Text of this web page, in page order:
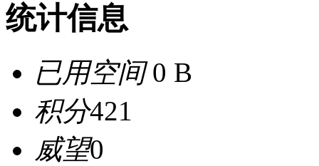
统计信息
已用空间0 B
积分421
威望0